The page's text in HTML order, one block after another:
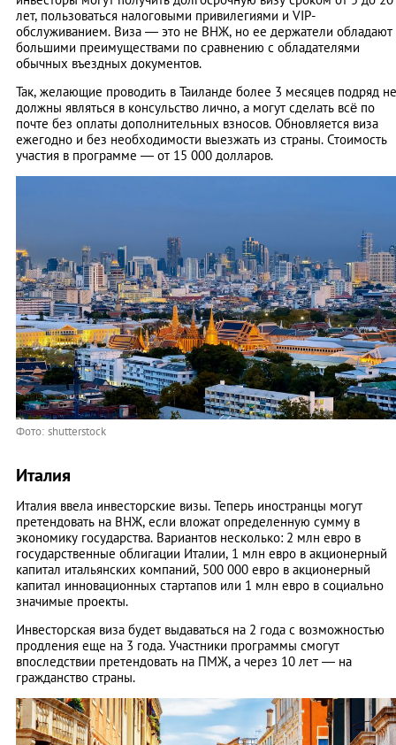
лет, пользоваться налоговыми привилегиями и VIP-
обслуживанием. Виза — это не ВНЖ, но ее держатели обладают
большими преимуществами по сравнению с обладателями
обычных въездных документов.
Так, желающие проводить в Таиланде более 3 месяцев подряд не
должны являться в консульство лично, а могут сделать всё по
почте без оплаты дополнительных взносов. Обновляется виза
ежегодно и без необходимости выезжать из страны. Стоимость
участия в программе — от 15 000 долларов.
Фото: shutterstock
Италия
Италия ввела инвесторские визы. Теперь иностранцы могут
претендовать на ВНЖ, если вложат определенную сумму в
экономику государства. Вариантов несколько: 2 млн евро в
государственные облигации Италии, 1 млн евро в акционерный
капитал итальянских компаний, 500 000 евро в акционерный
капитал инновационных стартапов или 1 млн евро в социально
значимые проекты.
Инвесторская виза будет выдаваться на 2 года с возможностью
продления еще на 3 года. Участники программы смогут
впоследствии претендовать на ПМЖ, а через 10 лет — на
гражданство страны.